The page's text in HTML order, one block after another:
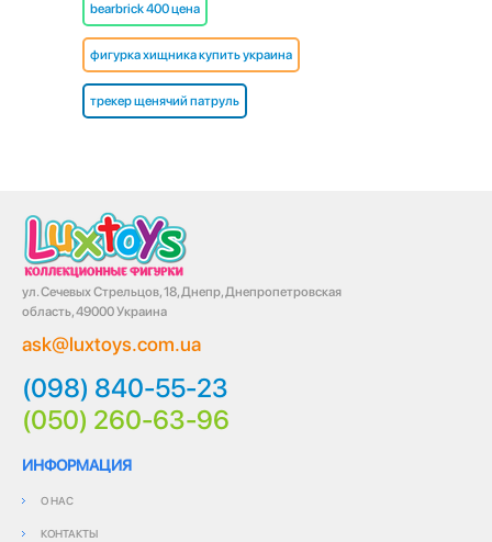
bearbrick 400 цена
фигурка хищника купить украина
трекер щенячий патруль
ул. Сечевых Стрельцов, 18, Днепр, Днепропетровская
область, 49000 Украина
ask@luxtoys.com.ua
(098) 840-55-23
(050) 260-63-96
ИНФОРМАЦИЯ
О НАС
КОНТАКТЫ